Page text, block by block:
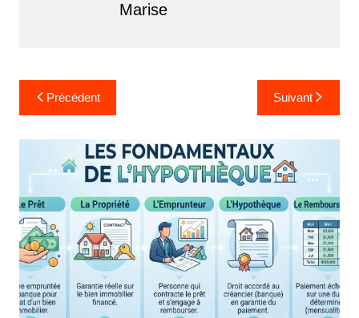
Marise
Navigation
de
l’article
Précédent Suivant